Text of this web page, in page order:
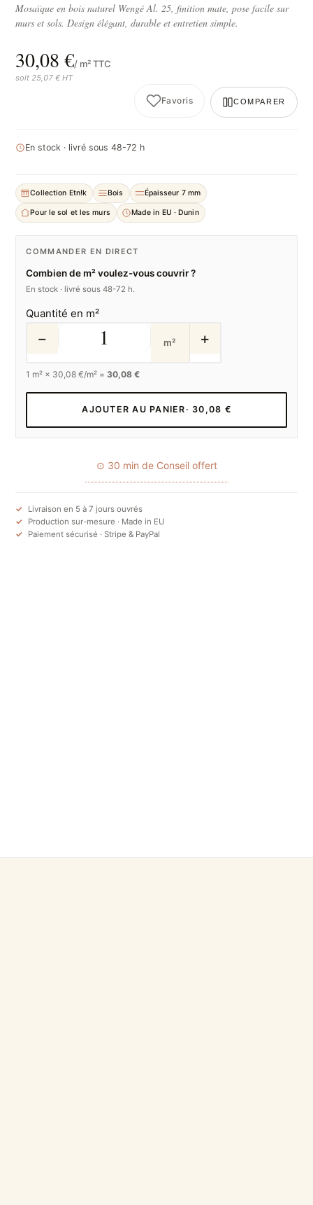
Mosaïque en bois naturel Wengé Al. 25, finition mate, pose facile sur
murs et sols. Design élégant, durable et entretien simple.
30,08 €/ m² TTC
soit 25,07 € HT
Favoris COMPARER
En stock · livré sous 48-72 h
Collection Etn!k Bois Épaisseur 7 mm
Pour le sol et les murs Made in EU · Dunin
COMMANDER EN DIRECT
Combien de m² voulez-vous couvrir ?
En stock · livré sous 48-72 h.
Quantité en m²
− m² +
1 m² × 30,08 €/m² = 30,08 €
AJOUTER AU PANIER · 30,08 €
⊙ 30 min de Conseil offert
Livraison en 5 à 7 jours ouvrés
Production sur-mesure · Made in EU
Paiement sécurisé · Stripe & PayPal